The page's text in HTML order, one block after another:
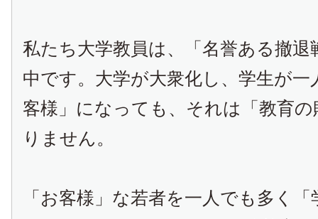
私たち大学教員は、「名誉ある撤退
中です。大学が大衆化し、学生が一
客様」になっても、それは「教育
りません。
「お客様」な若者を一人でも多く